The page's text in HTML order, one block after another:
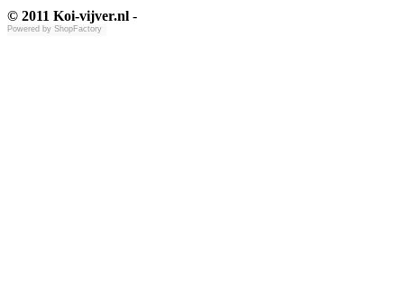
© 2011 Koi-vijver.nl -
Powered by ShopFactory